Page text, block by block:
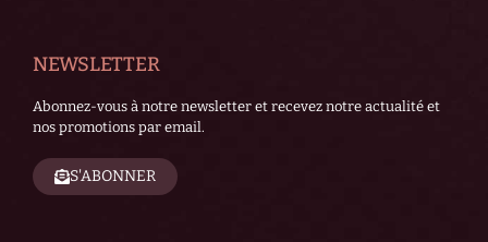
NEWSLETTER
Abonnez-vous à notre newsletter et recevez notre actualité et
nos promotions par email.
S'ABONNER